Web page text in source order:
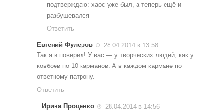
подтверждаю: хаос уже был, а теперь ещё и
разбушевался
Ответить
Евгений Фулеров
28.04.2014 в 13:58
Так я и поверил! У вас — у творческих людей, как у
ковбоев по 10 карманов. А в каждом кармане по
ответному патрону.
Ответить
Ирина Проценко 28.04.2014 в 14:56